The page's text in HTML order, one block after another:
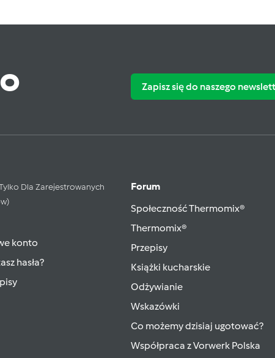
Zapisz się do naszego
Dla Zarejestrowanych
konto
hasła?
Forum
Społeczność Thermomix®
Thermomix®
Przepisy
Książki kucharskie
Odżywianie
Wskazówki
Co możemy dzisiaj ugotować?
Współpraca z Vorwerk Polska